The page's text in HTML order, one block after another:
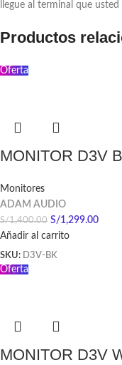
llegue al terminal que
Productos
Oferta
MONITOR D3V
Monitores
ADAM AUDIO
S/1,400.00 S/1,299.00
Añadir al carrito
SKU: D3V-BK
Oferta
MONITOR D3V